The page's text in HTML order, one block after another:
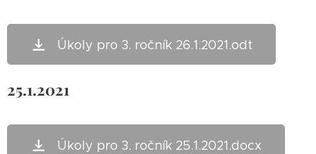
Úkoly pro 3. ročník 26.1.2021.odt
25.1.2021
Úkoly pro 3. ročník 25.1.2021.docx